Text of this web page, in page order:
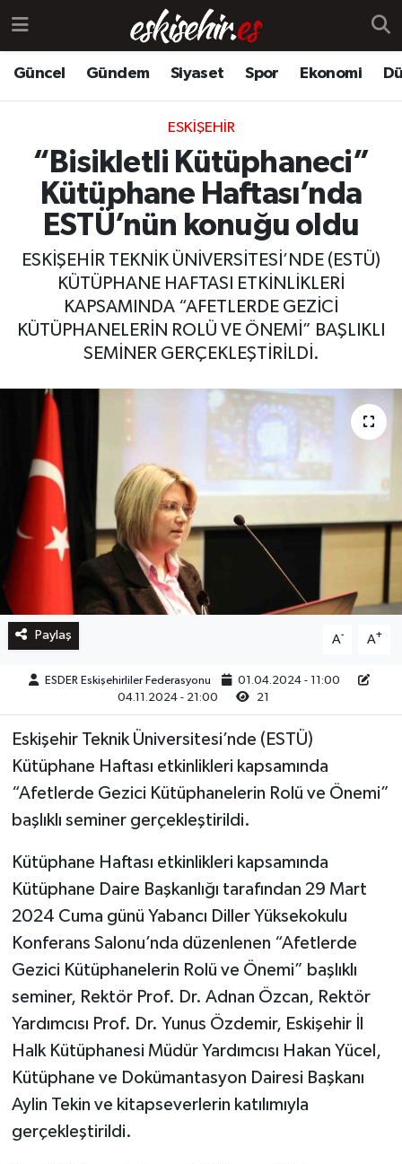
Güncel Gündem Siyaset Spor Ekonomi
ESKIŞEHIR
“Bisikletli Kütüphaneci”
Kütüphane Haftası’nda
ESTÜ’nün konuğu oldu
ESKİŞEHİR TEKNİK ÜNİVERSİTESİ’NDE (ESTÜ)
KÜTÜPHANE HAFTASI ETKİNLİKLERİ
KAPSAMINDA “AFETLERDE GEZİCİ
KÜTÜPHANELERİN ROLÜ VE ÖNEMİ” BAŞLIKLI
SEMİNER GERÇEKLEŞTİRİLDİ.
Paylaş A- A+
ESDER Eskişehirliler Federasyonu
01.04.2024 - 11:00
04.11.2024 - 21:00
21
Eskişehir Teknik Üniversitesi’nde (ESTÜ)
Kütüphane Haftası etkinlikleri kapsamında
“Afetlerde Gezici Kütüphanelerin Rolü ve Önemi”
başlıklı seminer gerçekleştirildi.
Kütüphane Haftası etkinlikleri kapsamında
Kütüphane Daire Başkanlığı tarafından 29 Mart
2024 Cuma günü Yabancı Diller Yüksekokulu
Konferans Salonu’nda düzenlenen “Afetlerde
Gezici Kütüphanelerin Rolü ve Önemi” başlıklı
seminer, Rektör Prof. Dr. Adnan Özcan, Rektör
Yardımcısı Prof. Dr. Yunus Özdemir, Eskişehir İl
Halk Kütüphanesi Müdür Yardımcısı Hakan Yücel,
Kütüphane ve Dokümantasyon Dairesi Başkanı
Aylin Tekin ve kitapseverlerin katılımıyla
gerçekleştirildi.